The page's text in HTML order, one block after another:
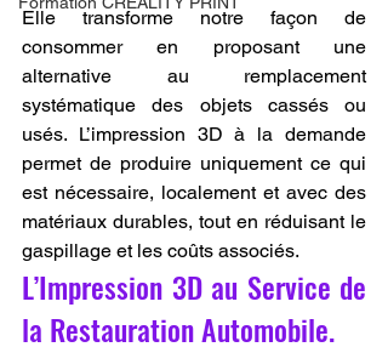
Elle transforme notre façon de
consommer en proposant une
alternative au remplacement
systématique des objets cassés ou
usés. L’impression 3D à la demande
permet de produire uniquement ce qui
est nécessaire, localement et avec des
matériaux durables, tout en réduisant le
gaspillage et les coûts associés.
L’Impression 3D au Service de
la Restauration Automobile.